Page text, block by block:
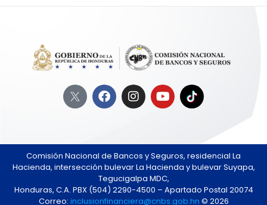
Comisión Nacional de Bancos y Seguros, residencial La
Hacienda, intersección bulevar La Hacienda y bulevar Suyapa,
Tegucigalpa MDC,
Honduras, C.A. PBX (504) 2290-4500 – Apartado Postal 20074
Correo: inclusionfinanciera@cnbs.gob.hn © 2026